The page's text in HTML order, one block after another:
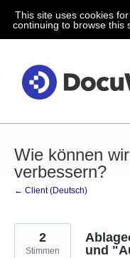
Zum
Inhalt
This site uses cookies
continuing to browse this
Wie können
verbessern?
← Client (Deutsch)
und
2
Stimmen